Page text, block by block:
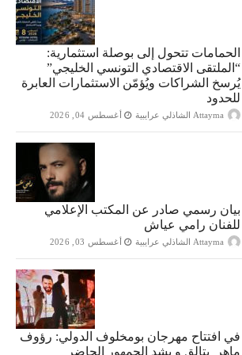
الحمامات تتحول إلى بوصلة استثمارية:
“الملتقى الاقتصادي التونسي الخليجي”
يُرسخ الشراكات ويُؤمّن الاستثمارات العابرة
للحدود
Attayma الشاذلي عرايبية أغسطس 04, 2026
بيان رسمي صادر عن المكتب الإعلامي
للفنان رامي عياش
Attayma الشاذلي عرايبية أغسطس 03, 2026
في افتتاح مهرجان بومخلوف الدولي: رؤوف
ماهر يتالق و يشد الجمهور الحاضر